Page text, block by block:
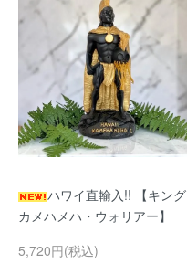
ハワイ直輸入!! 【キング
カメハメハ・ウォリアー】
5,720円(税込)